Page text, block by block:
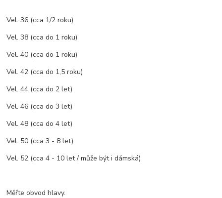
Vel. 36 (cca 1/2 roku)
Vel. 38 (cca do 1 roku)
Vel. 40 (cca do 1 roku)
Vel. 42 (cca do 1,5 roku)
Vel. 44 (cca do 2 let)
Vel. 46 (cca do 3 let)
Vel. 48 (cca do 4 let)
Vel. 50 (cca 3 - 8 let)
Vel. 52 (cca 4 - 10 let / může být i dámská)
Měřte obvod hlavy.